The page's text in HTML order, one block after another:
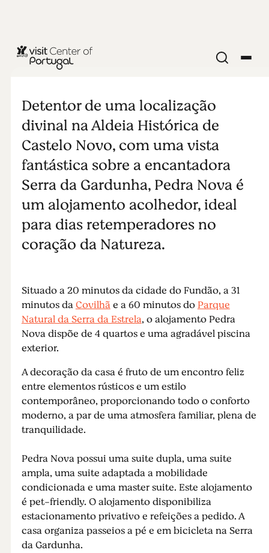
CIDADES E VILAS
Pedra Nova
Detentor de uma localização
divinal na Aldeia Histórica de
Castelo Novo, com uma vista
fantástica sobre a encantadora
Serra da Gardunha, Pedra Nova é
um alojamento acolhedor, ideal
para dias retemperadores no
coração da Natureza.
Situado a 20 minutos da cidade do Fundão, a 31
minutos daCovilhãe a 60 minutos doParque
Natural da Serra da Estrela, o alojamento Pedra
Nova dispõe de 4 quartos e uma agradável piscina
exterior.
A decoração da casa é fruto de um encontro feliz
entre elementos rústicos e um estilo
contemporâneo, proporcionando todo o conforto
moderno, a par de uma atmosfera familiar, plena de
tranquilidade.
Pedra Nova possui uma suite dupla, uma suite
ampla, uma suite adaptada a mobilidade
condicionada e uma master suite. Este alojamento
é pet-friendly. O alojamento disponibiliza
estacionamento privativo e refeições a pedido. A
casa organiza passeios a pé e em bicicleta na Serra
da Gardunha.